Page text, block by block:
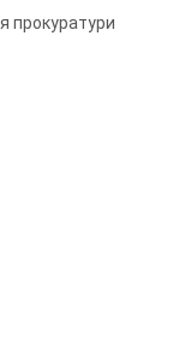
прокуратури